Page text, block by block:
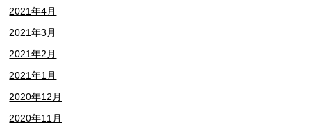
2021年4月
2021年3月
2021年2月
2021年1月
2020年12月
2020年11月